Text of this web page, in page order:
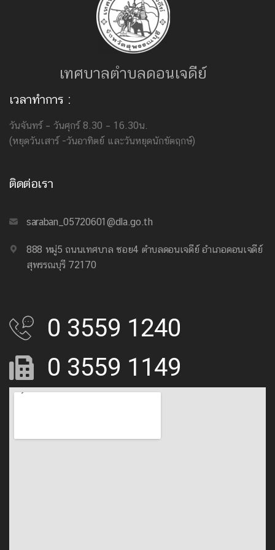
เทศบาลตำบลดอนเจดีย์
เวลาทำการ :
วันจันทร์ – วันศุกร์ 8.30 – 16.30น.
(หยุดวันเสาร์ -วันอาทิตย์ และวันหยุดนักขัตฤกษ์)
ติดต่อเรา
saraban_05720601@dla.go.th
888 หมู่5 ถนนเทศบาล ซอย4 ตำบลดอนเจดีย์ อำเภอดอนเจดีย์
สุพรรณบุรี 72170
0 3559 1240
0 3559 1149